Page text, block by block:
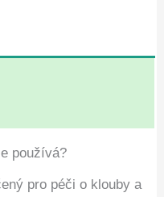
používá?
pro péči o klouby a